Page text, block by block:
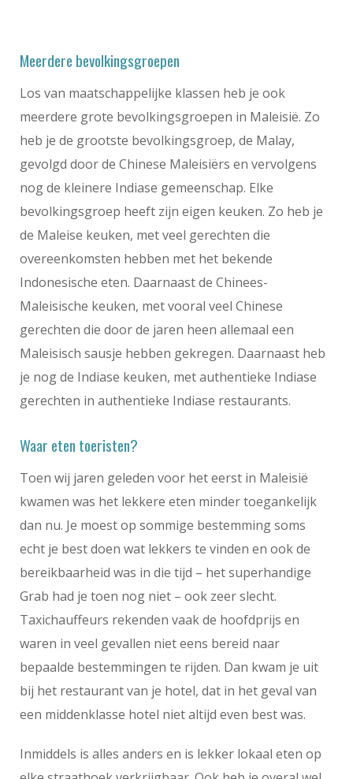
Meerdere bevolkingsgroepen
Los van maatschappelijke klassen heb je ook
meerdere grote bevolkingsgroepen in Maleisië. Zo
heb je de grootste bevolkingsgroep, de Malay,
gevolgd door de Chinese Maleisiërs en vervolgens
nog de kleinere Indiase gemeenschap. Elke
bevolkingsgroep heeft zijn eigen keuken. Zo heb je
de Maleise keuken, met veel gerechten die
overeenkomsten hebben met het bekende
Indonesische eten. Daarnaast de Chinees-
Maleisische keuken, met vooral veel Chinese
gerechten die door de jaren heen allemaal een
Maleisisch sausje hebben gekregen. Daarnaast heb
je nog de Indiase keuken, met authentieke Indiase
gerechten in authentieke Indiase restaurants.
Waar eten toeristen?
Toen wij jaren geleden voor het eerst in Maleisië
kwamen was het lekkere eten minder toegankelijk
dan nu. Je moest op sommige bestemming soms
echt je best doen wat lekkers te vinden en ook de
bereikbaarheid was in die tijd – het superhandige
Grab had je toen nog niet – ook zeer slecht.
Taxichauffeurs rekenden vaak de hoofdprijs en
waren in veel gevallen niet eens bereid naar
bepaalde bestemmingen te rijden. Dan kwam je uit
bij het restaurant van je hotel, dat in het geval van
een middenklasse hotel niet altijd even best was.
Inmiddels is alles anders en is lekker lokaal eten op